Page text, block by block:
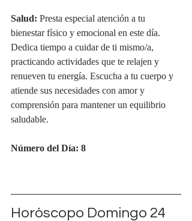
Salud: Presta especial atención a tu
bienestar físico y emocional en este día.
Dedica tiempo a cuidar de ti mismo/a,
practicando actividades que te relajen y
renueven tu energía. Escucha a tu cuerpo y
atiende sus necesidades con amor y
comprensión para mantener un equilibrio
saludable.
Número del Día: 8
Horóscopo Domingo 24